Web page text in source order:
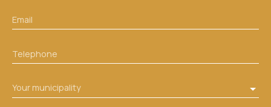
Email
Telephone
Your municipality